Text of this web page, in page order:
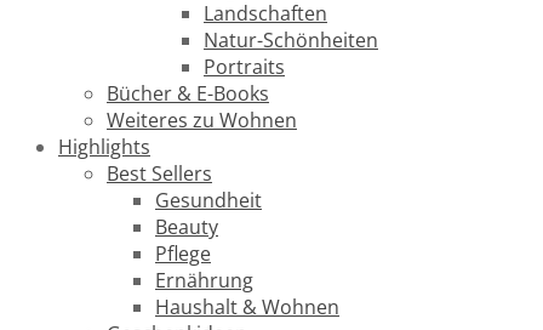
Landschaften
Natur-Schönheiten
Portraits
Bücher & E-Books
Weiteres zu Wohnen
Highlights
Best Sellers
Gesundheit
Beauty
Pflege
Ernährung
Haushalt & Wohnen